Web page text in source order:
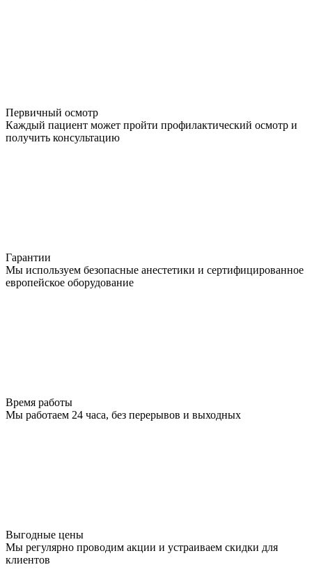
Первичный осмотр
Каждый пациент может пройти профилактический осмотр и
получить консультацию
Гарантии
Мы используем безопасные анестетики и сертифицированное
европейское оборудование
Время работы
Мы работаем 24 часа, без перерывов и выходных
Выгодные цены
Мы регулярно проводим акции и устраиваем скидки для
клиентов